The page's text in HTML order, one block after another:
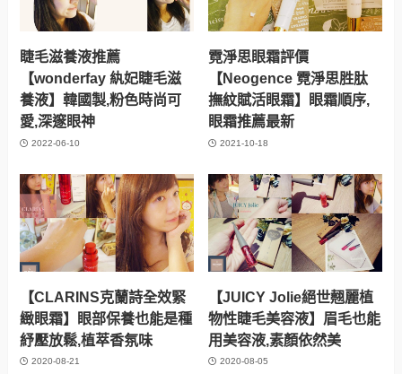
睫毛滋養液推薦
【wonderfay 紈妃睫毛滋
養液】韓國製,粉色時尚可
愛,深邃眼神
2022-06-10
霓淨思眼霜評價
【Neogence 霓淨思胜肽
撫紋賦活眼霜】眼霜順序,
眼霜推薦最新
2021-10-18
【CLARINS克蘭詩全效緊
緻眼霜】眼部保養也能是種
紓壓放鬆,植萃香氛味
2020-08-21
【JUICY Jolie絕世翹麗植
物性睫毛美容液】眉毛也能
用美容液,素顏依然美
2020-08-05